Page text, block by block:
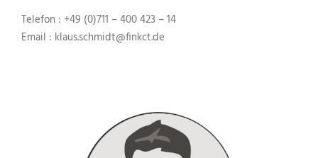
Telefon : +49 (0)711 – 400 423 – 14
Email : klaus.schmidt@finkct.de